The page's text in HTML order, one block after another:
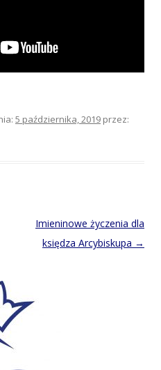
5 października, 2019 przez:
Imieninowe życzenia dla
księdza Arcybiskupa →